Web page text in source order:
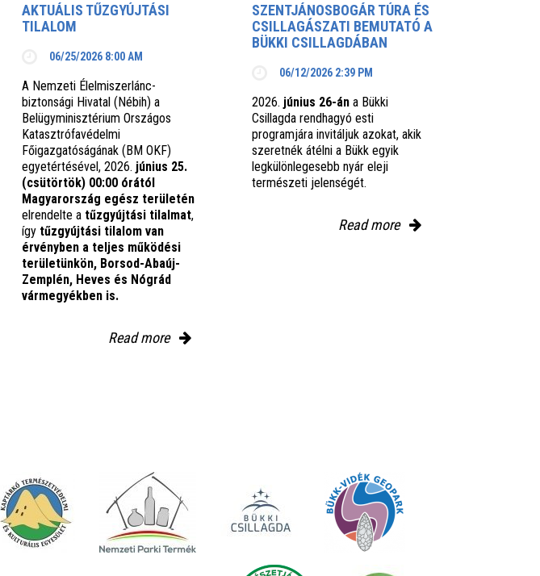
AKTUÁLIS TŰZGYÚJTÁSI
TILALOM
06/25/2026 8:00 AM
A Nemzeti Élelmiszerlánc-
biztonsági Hivatal (Nébih) a
Belügyminisztérium Országos
Katasztrófavédelmi
Főigazgatóságának (BM OKF)
egyetértésével, 2026. június 25.
(csütörtök) 00:00 órától
Magyarország egész területén
elrendelte a tűzgyújtási tilalmat,
így tűzgyújtási tilalom van
érvényben a teljes működési
területünkön, Borsod-Abaúj-
Zemplén, Heves és Nógrád
vármegyékben is.
Read more
SZENTJÁNOSBOGÁR TÚRA ÉS
CSILLAGÁSZATI BEMUTATÓ A
BÜKKI CSILLAGDÁBAN
06/12/2026 2:39 PM
2026. június 26-án a Bükki
Csillagda rendhagyó esti
programjára invitáljuk azokat, akik
szeretnék átélni a Bükk egyik
legkülönlegesebb nyár eleji
természeti jelenségét.
Read more